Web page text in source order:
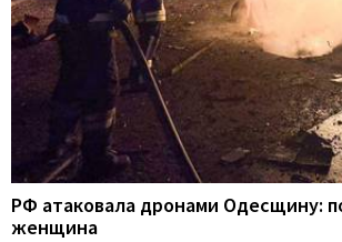
РФ атаковала дронами Одесщину:
женщина